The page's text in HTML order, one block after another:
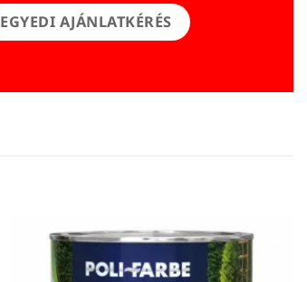
EGYEDI AJÁNLATKÉRÉS